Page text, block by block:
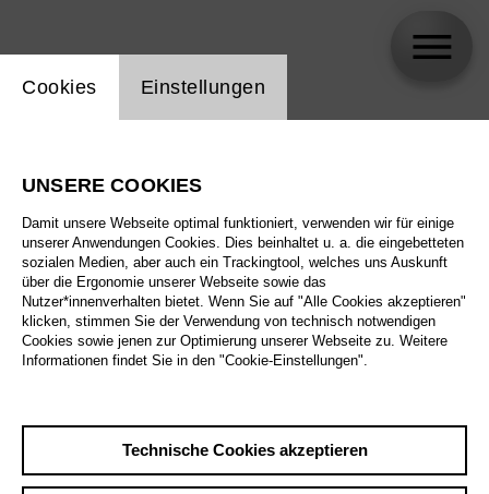
Biographie
Spielplan
Einstellung Website Cookie
Cookies Einstellungen
UNSERE COOKIES
Damit unsere Webseite optimal funktioniert, verwenden wir für einige
unserer Anwendungen Cookies. Dies beinhaltet u. a. die eingebetteten
sozialen Medien, aber auch ein Trackingtool, welches uns Auskunft
über die Ergonomie unserer Webseite sowie das
Nutzer*innenverhalten bietet. Wenn Sie auf "Alle Cookies akzeptieren"
klicken, stimmen Sie der Verwendung von technisch notwendigen
Cookies sowie jenen zur Optimierung unserer Webseite zu. Weitere
Informationen findet Sie in den "Cookie-Einstellungen".
Technische Cookies akzeptieren